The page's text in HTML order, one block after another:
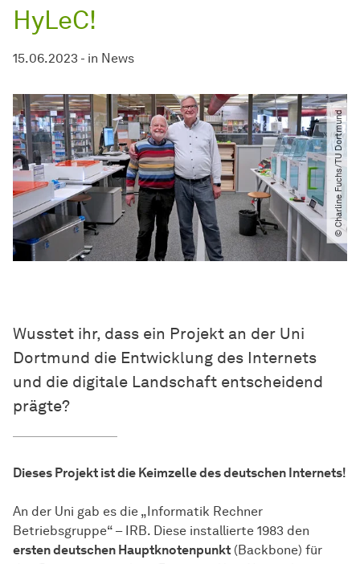
HyLeC!
15.06.2023 - in News
© Charline Fuchs​/​TU Dortmund
Wusstet ihr, dass ein Projekt an der Uni
Dortmund die Entwicklung des Internets
und die digitale Landschaft entscheidend
prägte?
Dieses Projekt ist die Keimzelle des deutschen Internets!
An der Uni gab es die „Informatik Rechner
Betriebsgruppe“ – IRB. Diese installierte 1983 den
ersten deutschen Hauptknotenpunkt (Backbone) für